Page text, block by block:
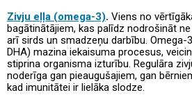
Zivju eļļa (omega-3). Viens no
bagātinātājiem, kas palīdz nodrošināt
arī sirds un smadzeņu darbību. Omega-
DHA) mazina iekaisuma procesus,
stiprina organisma izturību. Regulāra
noderīga gan pieaugušajiem, gan
kad imunitātei ir lielāka slodze.